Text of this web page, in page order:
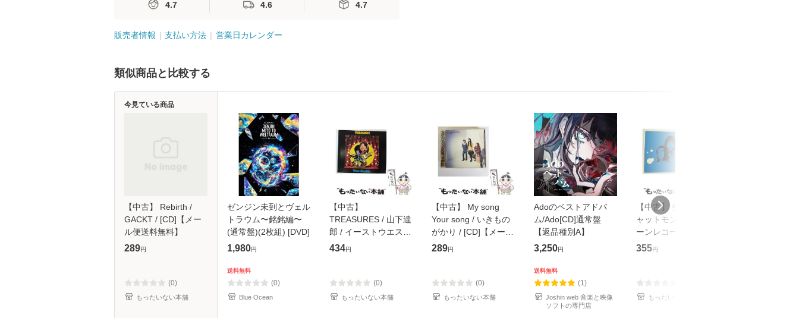
4.7 4.6 4.7
販売者情報 支払い方法 営業日カレンダー
類似商品と比較する
【中古】 Rebirth /
GACKT / [CD]【メー
ル便送料無料】
289円
(0)
もったいない本舗
今見ている商品
ゼンジン未到とヴェル
トラウム〜銘銘編〜
(通常盤)(2枚組) [DVD]
1,980円
送料無料
(0)
Blue Ocean
【中古】
TREASURES / 山下達
郎 / イーストウエス
ト・ジャパン [CD]
434円
(0)
もったいない本舗
【中古】 My song
Your song / いきもの
がかり / [CD]【メール
便送料無料】
289円
(0)
もったいない本舗
Adoのベストアドバ
ム/Ado[CD]通常盤
【返品種別A】
3,250円
送料無料
(1)
Joshin web 音楽と映像
ソフトの専門店
【中古】 生命力 / チ
ャットモンチー / キュ
ーンレコード [CD]
【メール便送料無料】
355円
もったいない本舗